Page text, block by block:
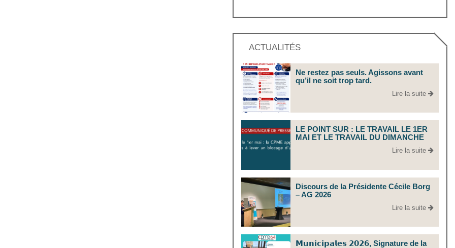
ACTUALITÉS
Ne restez pas seuls. Agissons avant
qu’il ne soit trop tard.
Lire la suite
LE POINT SUR : LE TRAVAIL LE 1ER
MAI ET LE TRAVAIL DU DIMANCHE
Lire la suite
Discours de la Présidente Cécile Borg
– AG 2026
Lire la suite
𝗠𝘂𝗻𝗶𝗰𝗶𝗽𝗮𝗹𝗲𝘀 𝟮𝟬𝟮𝟲, Signature de la